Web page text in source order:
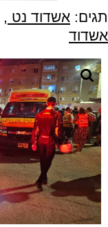
תגים: אשדוד נט ,
אשדוד